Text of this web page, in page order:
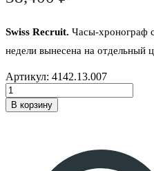
Swiss Recruit. Часы-хронограф
недели вынесена на отдельный
Артикул: 4142.13.007
В корзину